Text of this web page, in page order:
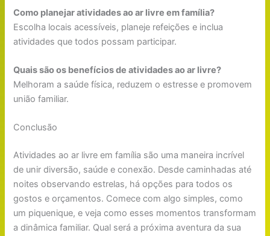
Como planejar atividades ao ar livre em família?
Escolha locais acessíveis, planeje refeições e inclua
atividades que todos possam participar.
Quais são os benefícios de atividades ao ar livre?
Melhoram a saúde física, reduzem o estresse e promovem
união familiar.
Conclusão
Atividades ao ar livre em família são uma maneira incrível
de unir diversão, saúde e conexão. Desde caminhadas até
noites observando estrelas, há opções para todos os
gostos e orçamentos. Comece com algo simples, como
um piquenique, e veja como esses momentos transformam
a dinâmica familiar. Qual será a próxima aventura da sua